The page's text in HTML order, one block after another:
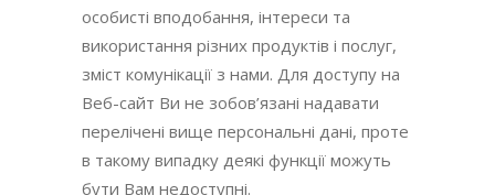
особисті вподобання, інтереси та
використання різних продуктів і послуг,
зміст комунікації з нами. Для доступу на
Веб-сайт Ви не зобов’язані надавати
перелічені вище персональні дані, проте
в такому випадку деякі функції можуть
бути Вам недоступні.